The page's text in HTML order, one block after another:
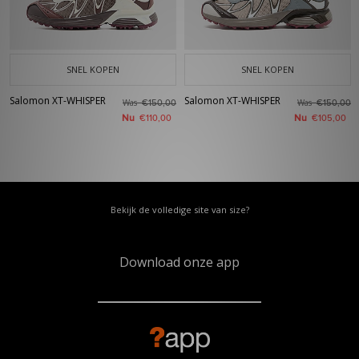
SNEL KOPEN
Salomon XT-WHISPER Was€150,00
Nu €110,00
SNEL KOPEN
Salomon XT-WHISPER Was€150,00
Nu €105,00
Bekijk de volledige site van size?
Download onze app